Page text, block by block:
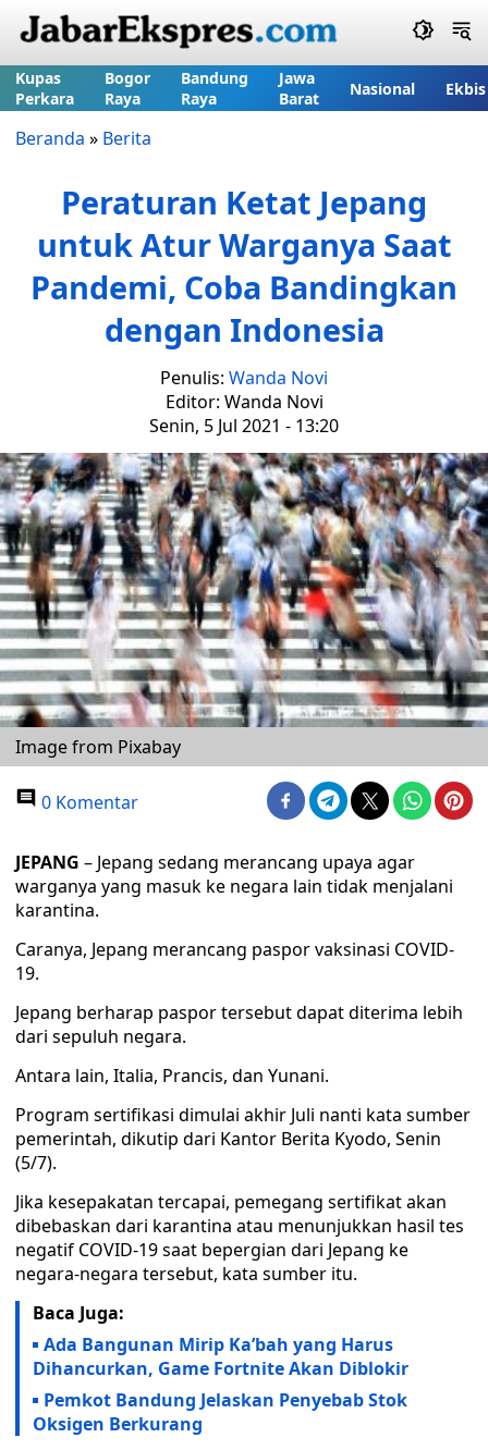
Kupas
Perkara
Bogor
Raya
Bandung
Raya
Jawa
Barat
Nasional Ekbis
Beranda » Berita
Peraturan Ketat Jepang
untuk Atur Warganya Saat
Pandemi, Coba Bandingkan
dengan Indonesia
Penulis: Wanda Novi
Editor: Wanda Novi
Senin, 5 Jul 2021 - 13:20
Image from Pixabay
0 Komentar
JEPANG – Jepang sedang merancang upaya agar
warganya yang masuk ke negara lain tidak menjalani
karantina.
Caranya, Jepang merancang paspor vaksinasi COVID-
19.
Jepang berharap paspor tersebut dapat diterima lebih
dari sepuluh negara.
Antara lain, Italia, Prancis, dan Yunani.
Program sertifikasi dimulai akhir Juli nanti kata sumber
pemerintah, dikutip dari Kantor Berita Kyodo, Senin
(5/7).
Jika kesepakatan tercapai, pemegang sertifikat akan
dibebaskan dari karantina atau menunjukkan hasil tes
negatif COVID-19 saat bepergian dari Jepang ke
negara-negara tersebut, kata sumber itu.
Baca Juga:
Ada Bangunan Mirip Ka’bah yang Harus
Dihancurkan, Game Fortnite Akan Diblokir
Pemkot Bandung Jelaskan Penyebab Stok
Oksigen Berkurang